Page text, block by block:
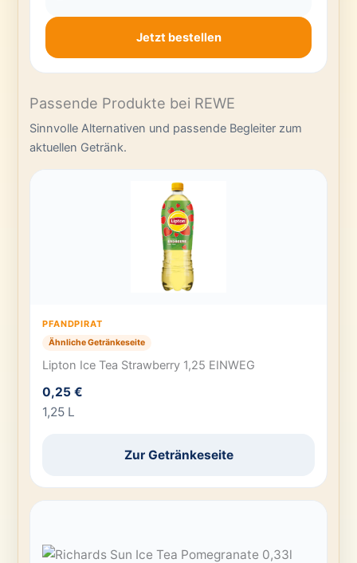
Jetzt bestellen
Passende Produkte bei REWE
Sinnvolle Alternativen und passende Begleiter zum
aktuellen Getränk.
PFANDPIRAT
Ähnliche Getränkeseite
Lipton Ice Tea Strawberry 1,25 EINWEG
0,25 €
1,25 L
Zur Getränkeseite